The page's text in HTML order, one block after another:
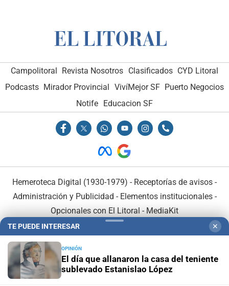
Campolitoral Revista Nosotros Clasificados CYD Litoral
Podcasts Mirador Provincial VivíMejor SF Puerto Negocios
Notife Educacion SF
Hemeroteca Digital (1930-1979) - Receptorías de avisos -
Administración y Publicidad - Elementos institucionales-
Opcionales con El Litoral - MediaKit
TE PUEDE INTERESAR ✕
OPINIÓN
El día que allanaron la casa del teniente
sublevado Estanislao López